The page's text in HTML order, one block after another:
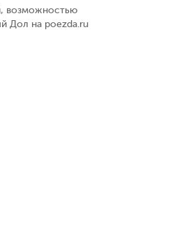
возможностью
Дол на poezda.ru